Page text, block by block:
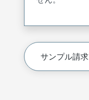
サンプル請求